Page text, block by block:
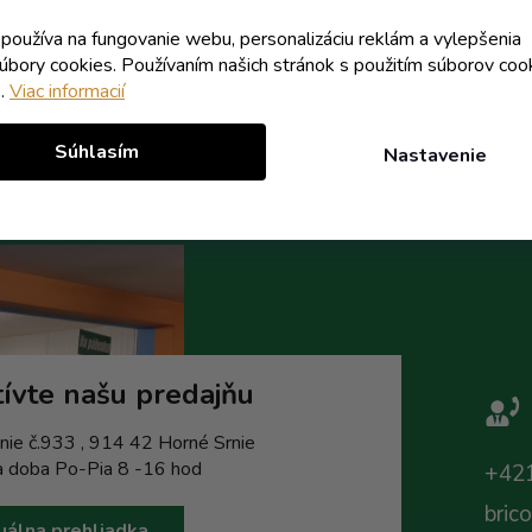
na fungovanie webu, personalizáciu reklám a vylepšenia
cookies. Používaním našich stránok s použitím súborov
Viac informacií
Nastavenie
Súhlasím
Do košíka Do
našu predajňu
č.933 , 914 42 Horné Srnie
doba Po-Pia 8 -16 hod